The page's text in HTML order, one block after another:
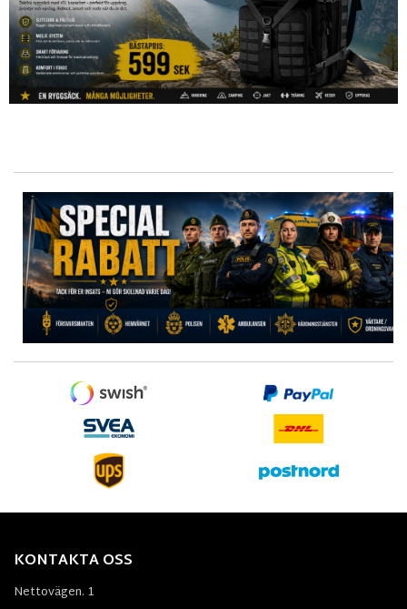
KONTAKTA OSS
Nettovägen. 1